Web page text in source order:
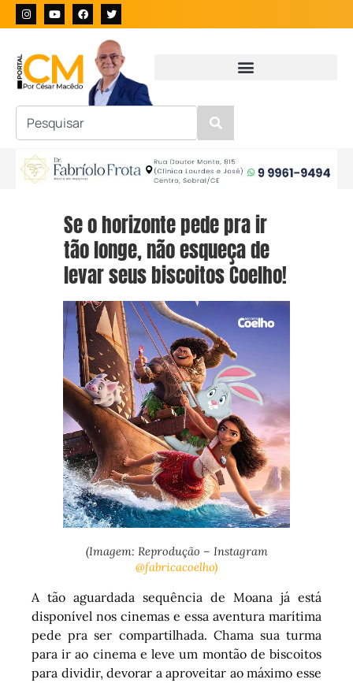
Se o horizonte pede pra ir
tão longe, não esqueça de
levar seus biscoitos Coelho!
(Imagem: Reprodução – Instagram
@fabricacoelho)
A tão aguardada sequência de Moana já está
disponível nos cinemas e essa aventura marítima
pede pra ser compartilhada. Chama sua turma
para ir ao cinema e leve um montão de biscoitos
para dividir, devorar a aproveitar ao máximo esse